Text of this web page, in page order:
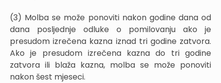
(3) Molba se može ponoviti nakon godine dana od
dana posljednje odluke o pomilovanju ako je
presudom izrečena kazna iznad tri godine zatvora.
Ako je presudom izrečena kazna do tri godine
zatvora ili blaža kazna, molba se može ponoviti
nakon šest mjeseci.